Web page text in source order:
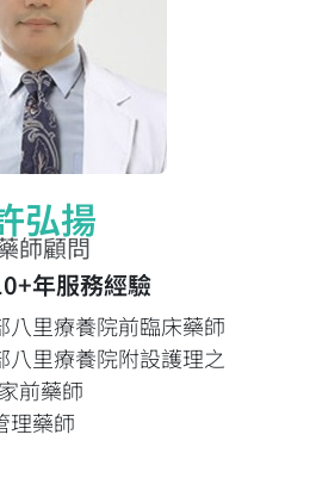
弘揚​
師顧問
年服務經驗
八里療養院前臨床藥師
八里療養院附設護理之
前藥師
理藥師